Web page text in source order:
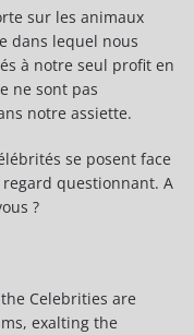
sur les animaux
dans lequel nous
à notre seul profit en
ne sont pas
notre assiette.
se posent face
questionnant. A
?
Celebrities are
exalting the